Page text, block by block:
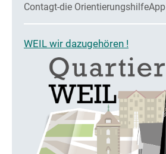
Contagt-die OrientierungshilfeApp
WEIL wir dazugehören !